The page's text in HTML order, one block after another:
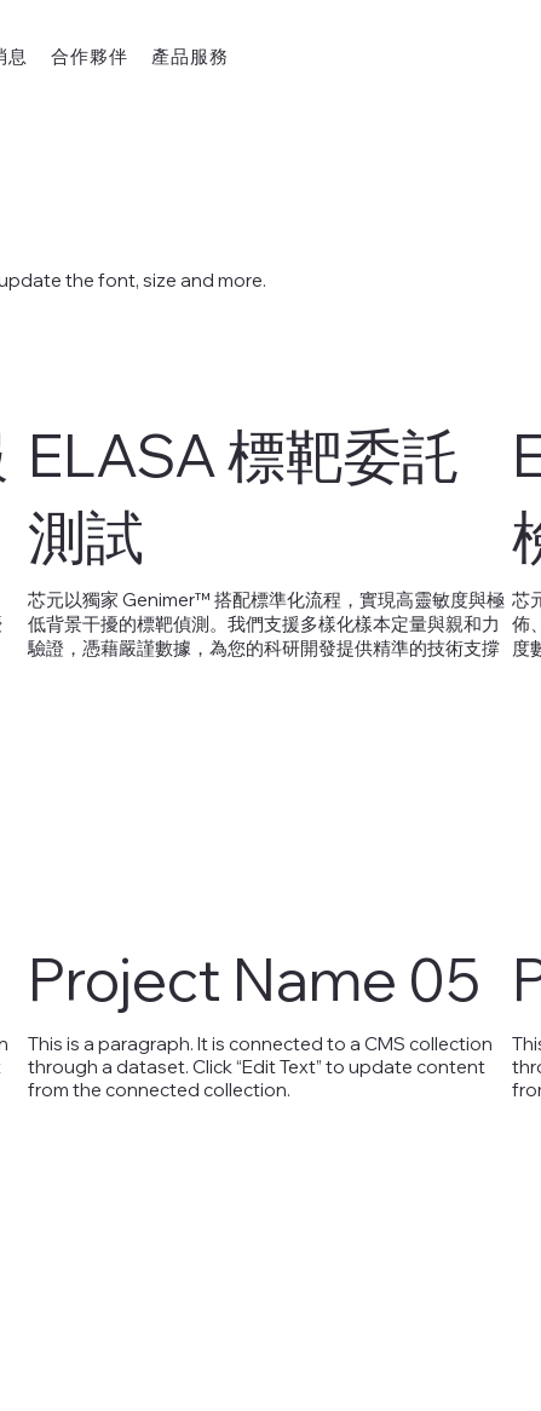
息 合作夥伴 產品服務
the font, size and more.
ELASA 標靶委託
測試
芯元以獨家 Genimer™ 搭配標準化流程，實現高靈敏度與極
低背景干擾的標靶偵測。我們支援多樣化樣本定量與親和力
驗證，憑藉嚴謹數據，為您的科研開發提供精準的技術支撐
芯
佈
度
Project Name 05
This is a paragraph. It is connected to a CMS collection
through a dataset. Click “Edit Text” to update content
from the connected collection.